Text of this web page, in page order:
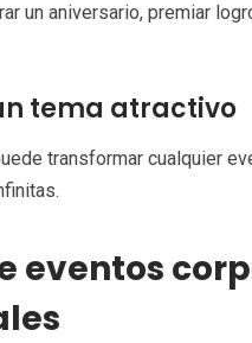
un aniversario, premiar
tema atractivo
transformar cualquier
eventos